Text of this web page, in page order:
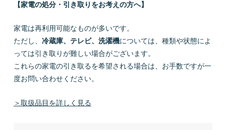
【家電の処分・引き取りをお考えの方へ】
家電は再利用可能なものが多いです。
ただし、 冷蔵庫、テレビ、洗濯機については、種類や状態によ
っては引き取りが難しい場合がございます。
これらの家電の引き取るを希望される場合は、お手数ですが一
度お問い合わせください。
＞取扱品目を詳しく見る